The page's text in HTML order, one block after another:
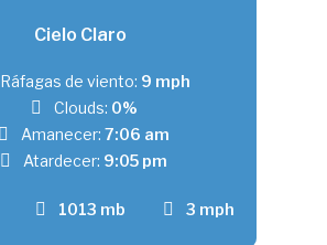
Cielo Claro
1013 mb 3 mph
Ráfagas de viento: 9 mph
Clouds: 0%
Amanecer: 7:06 am
Atardecer: 9:05 pm